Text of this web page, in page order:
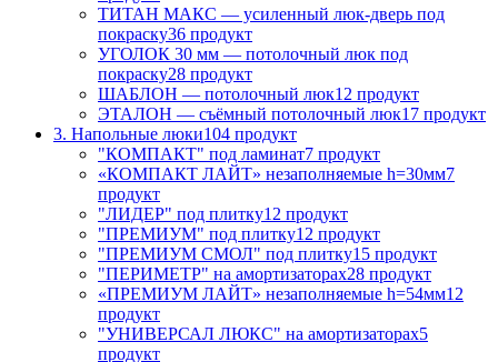
ТИТАН МАКС — усиленный люк-дверь под
покраску36 продукт
УГОЛОК 30 мм — потолочный люк под
покраску28 продукт
ШАБЛОН — потолочный люк12 продукт
ЭТАЛОН — съёмный потолочный люк17 продукт
3. Напольные люки104 продукт
"КОМПАКТ" под ламинат7 продукт
«КОМПАКТ ЛАЙТ» незаполняемые h=30мм7
продукт
"ЛИДЕР" под плитку12 продукт
"ПРЕМИУМ" под плитку12 продукт
"ПРЕМИУМ СМОЛ" под плитку15 продукт
"ПЕРИМЕТР" на амортизаторах28 продукт
«ПРЕМИУМ ЛАЙТ» незаполняемые h=54мм12
продукт
"УНИВЕРСАЛ ЛЮКС" на амортизаторах5
продукт